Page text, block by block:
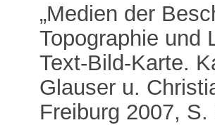
„Medien der
Topographie und
Text-Bild-Karte.
Glauser u.
Freiburg 2007, S.